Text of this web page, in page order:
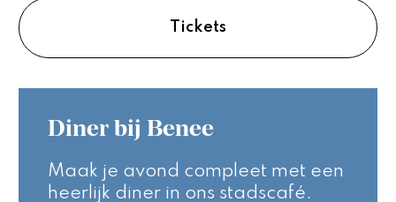
Tickets
Diner bij Benee
Maak je avond compleet met een
heerlijk diner in ons stadscafé.